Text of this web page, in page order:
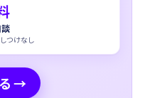
つけなし
→